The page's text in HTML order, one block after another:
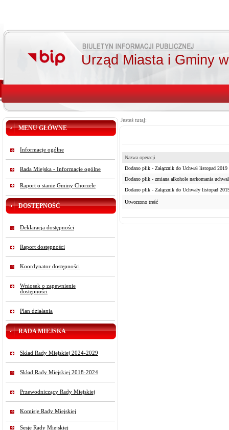
Urząd Miasta i Gminy
MENU GŁÓWNE
Informacje ogólne
Rada Miejska - Informacje ogólne
Raport o stanie Gminy Chorzele
DOSTĘPNOŚĆ
Deklaracja dostępności
Raport dostępności
Koordynator dostępności
Wniosek o zapewnienie
dostępności
Plan działania
RADA MIEJSKA
Skład Rady Miejskiej 2024-2029
Skład Rady Miejskiej 2018-2024
Przewodniczący Rady Miejskiej
Komisje Rady Miejskiej
Sesje Rady Miejskiej
Jesteś tutaj:
Nazwa operacji
Dodano plik - Załącznik do Uchwał listopad
Dodano plik - zmiana alkohole narkomania
Dodano plik - Załącznik do Uchwały listopad
Utworzono treść